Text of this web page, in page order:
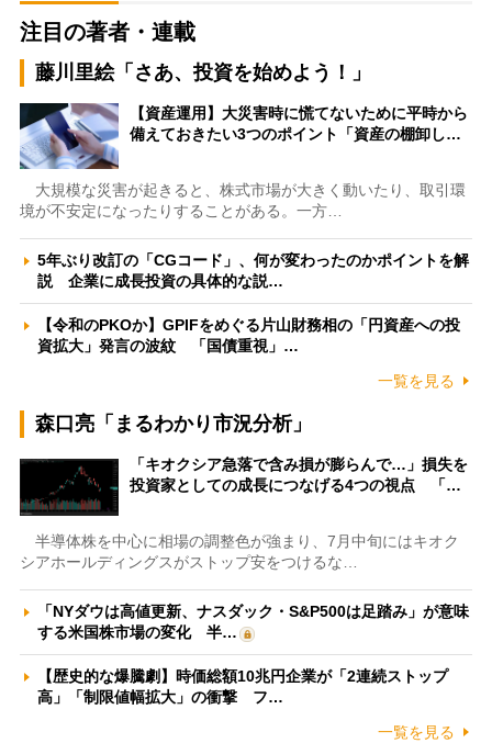
注目の著者・連載
藤川里絵「さあ、投資を始めよう！」
【資産運用】大災害時に慌てないために平時から
備えておきたい3つのポイント「資産の棚卸し…
大規模な災害が起きると、株式市場が大きく動いたり、取引環
境が不安定になったりすることがある。一方…
5年ぶり改訂の「CGコード」、何が変わったのかポイントを解
説 企業に成長投資の具体的な説…
【令和のPKOか】GPIFをめぐる片山財務相の「円資産への投
資拡大」発言の波紋 「国債重視」…
一覧を見る
森口亮「まるわかり市況分析」
「キオクシア急落で含み損が膨らんで…」損失を
投資家としての成長につなげる4つの視点 「…
半導体株を中心に相場の調整色が強まり、7月中旬にはキオク
シアホールディングスがストップ安をつけるな…
「NYダウは高値更新、ナスダック・S&P500は足踏み」が意味
する米国株市場の変化 半…
【歴史的な爆騰劇】時価総額10兆円企業が「2連続ストップ
高」「制限値幅拡大」の衝撃 フ…
一覧を見る